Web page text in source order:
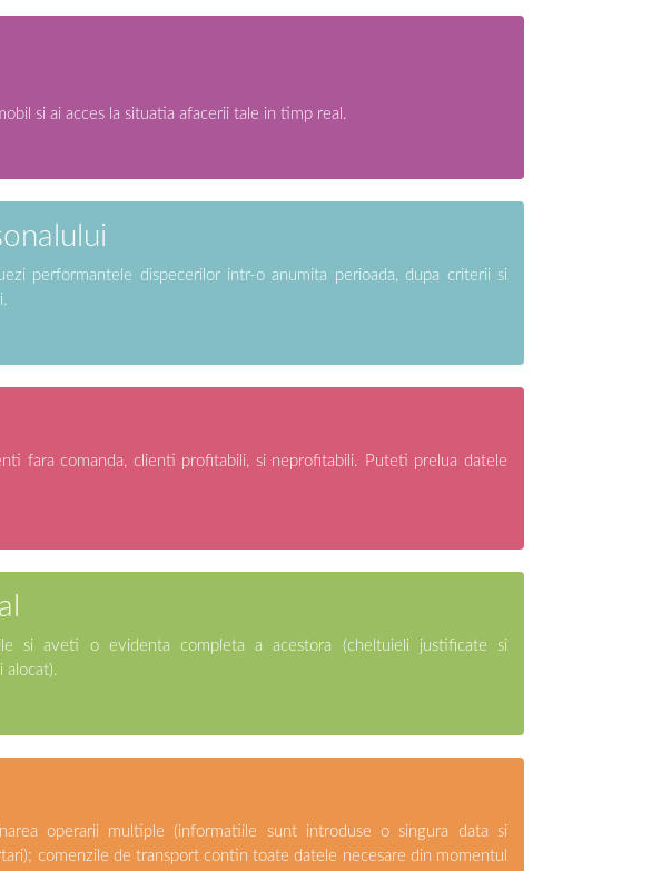
si ai acces la situatia afacerii tale in timp real.
performantele dispecerilor intr-o anumita perioada, dupa criterii si
fara comanda, clienti profitabili, si neprofitabili. Puteti prelua datele
si aveti o evidenta completa a acestora (cheltuieli justificate si
alocat).
operarii multiple (informatiile sunt introduse o singura data si
comenzile de transport contin toate datele necesare din momentul